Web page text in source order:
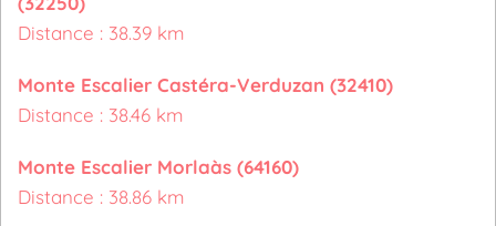
Distance : 38.39 km
Monte Escalier Castéra-Verduzan (32410)
Distance : 38.46 km
Monte Escalier Morlaàs (64160)
Distance : 38.86 km